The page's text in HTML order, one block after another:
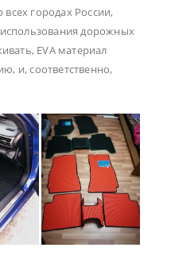
городах России,
дорожных
EVA материал
и, соответственно,